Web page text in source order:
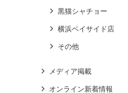
黒猫シャチョー
横浜ベイサイド店
その他
メディア掲載
オンライン新着情報